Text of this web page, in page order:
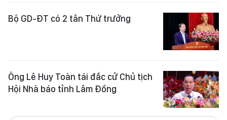
Bộ GD-ĐT có 2 tân Thứ trưởng
Ông Lê Huy Toàn tái đắc cử Chủ tịch
Hội Nhà báo tỉnh Lâm Đồng